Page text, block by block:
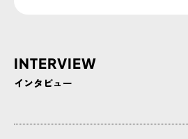
INTERVIEW
インタビュー